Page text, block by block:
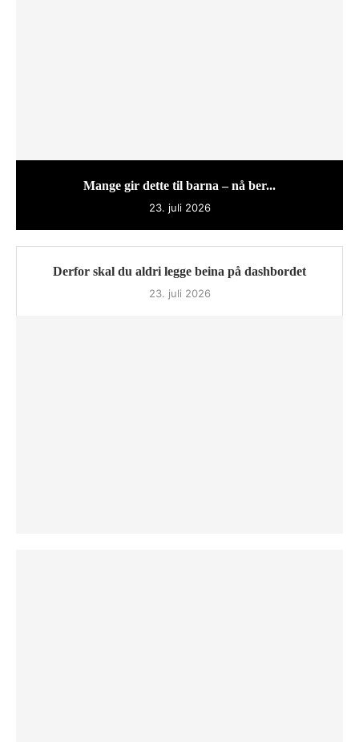
Mange gir dette til barna – nå ber...
23. juli 2026
Derfor skal du aldri legge beina på dashbordet
23. juli 2026